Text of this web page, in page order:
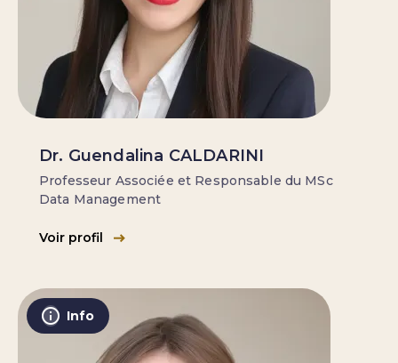
Dr. Guendalina CALDARINI
Professeur Associée et Responsable du MSc
Data Management
Voir profil
Info